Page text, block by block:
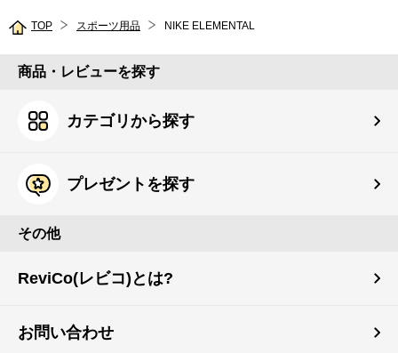
TOP スポーツ用品 NIKE ELEMENTAL
商品・レビューを探す
カテゴリから探す
プレゼントを探す
その他
ReviCo(レビコ)とは?
お問い合わせ